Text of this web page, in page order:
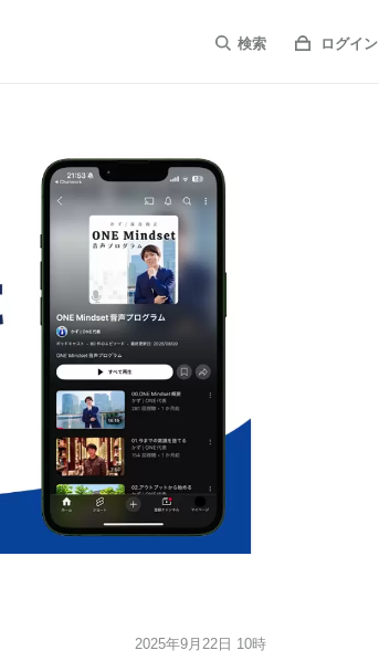
検索 ログイン
2025年9月22日 10時